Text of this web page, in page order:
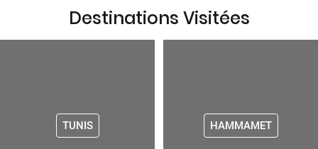
Destinations Visitées
TUNIS HAMMAMET